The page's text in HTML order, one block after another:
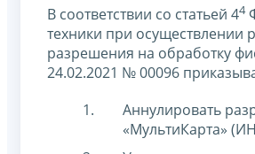
В соответствии со статьей 44
техники при осуществлении
разрешения на обработку
24.02.2021 № 00096
Аннулировать
«МультиКарта»